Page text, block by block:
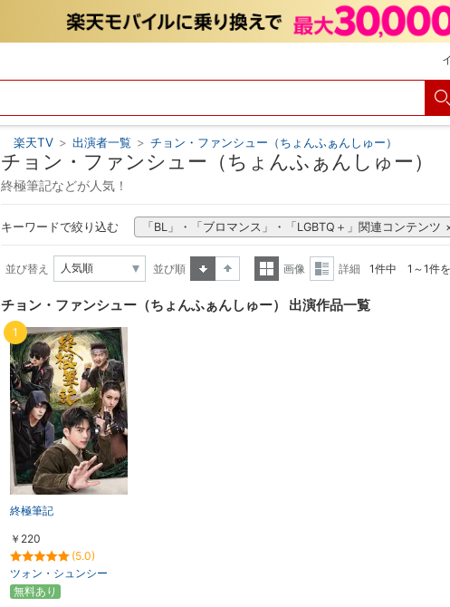
楽天TV > 出演者一覧 > チョン・ファンシュー（ちょんふぁんしゅー）
チョン・ファンシュー（ちょんふぁんしゅー）
終極筆記などが人気！
キーワードで絞り込む 「BL」・「ブロマンス」・「LGBTQ＋」関連コンテンツ
並び替え
並び順
表示
画像
表示
詳細 1件中 1～1件
チョン・ファンシュー（ちょんふぁんしゅー） 出演作品一覧
終極筆記
￥220
(5.0)
ツォン・シュンシー
1
無料あり